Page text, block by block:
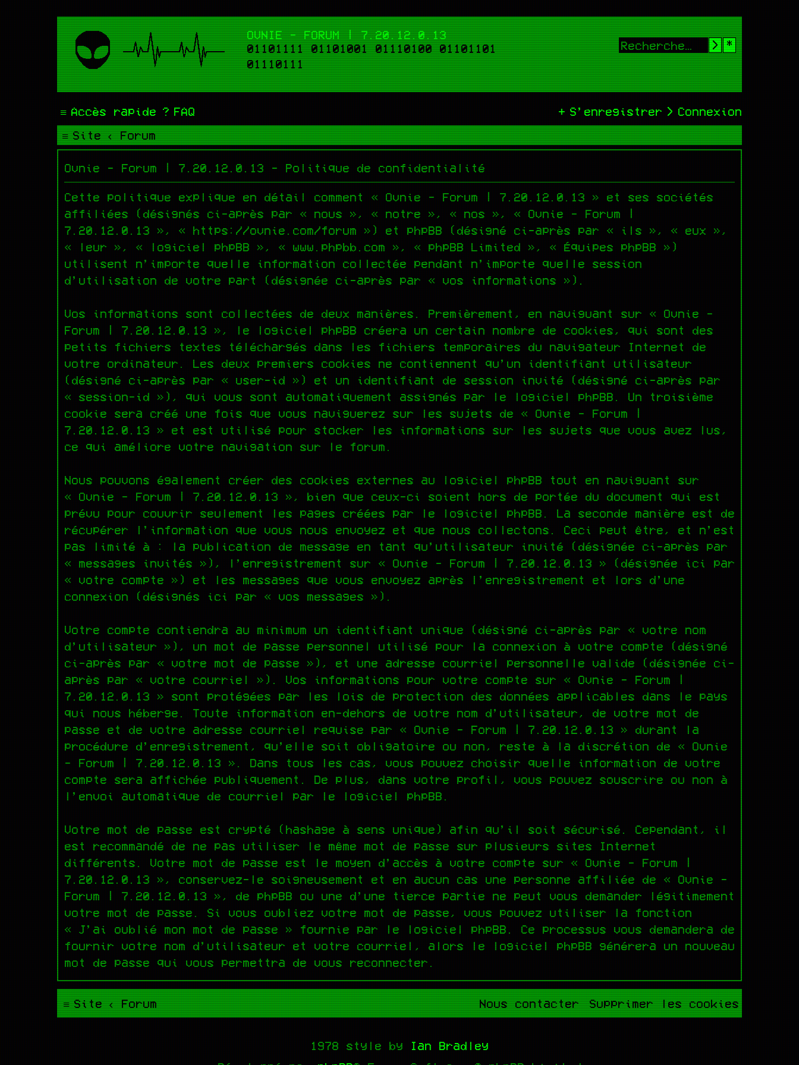
OVNIE - FORUM | 7.20.12.0.13
01101111 01101001 01110100 01101101
01110111
Rechercher
Accès rapide FAQ Connexion
S’enregistrer
Site Forum
Ovnie - Forum | 7.20.12.0.13 - Politique de confidentialité
Cette politique explique en détail comment « Ovnie - Forum | 7.20.12.0.13 » et ses sociétés
affiliées (désignés ci-après par « nous », « notre », « nos », « Ovnie - Forum |
7.20.12.0.13 », « https://ovnie.com/forum ») et phpBB (désigné ci-après par « ils », « eux »,
« leur », « logiciel phpBB », « www.phpbb.com », « phpBB Limited », « Équipes phpBB »)
utilisent n’importe quelle information collectée pendant n’importe quelle session
d’utilisation de votre part (désignée ci-après par « vos informations »).
Vos informations sont collectées de deux manières. Premièrement, en naviguant sur « Ovnie -
Forum | 7.20.12.0.13 », le logiciel phpBB créera un certain nombre de cookies, qui sont des
petits fichiers textes téléchargés dans les fichiers temporaires du navigateur Internet de
votre ordinateur. Les deux premiers cookies ne contiennent qu’un identifiant utilisateur
(désigné ci-après par « user-id ») et un identifiant de session invité (désigné ci-après par
« session-id »), qui vous sont automatiquement assignés par le logiciel phpBB. Un troisième
cookie sera créé une fois que vous naviguerez sur les sujets de « Ovnie - Forum |
7.20.12.0.13 » et est utilisé pour stocker les informations sur les sujets que vous avez lus,
ce qui améliore votre navigation sur le forum.
Nous pouvons également créer des cookies externes au logiciel phpBB tout en naviguant sur
« Ovnie - Forum | 7.20.12.0.13 », bien que ceux-ci soient hors de portée du document qui est
prévu pour couvrir seulement les pages créées par le logiciel phpBB. La seconde manière est de
récupérer l’information que vous nous envoyez et que nous collectons. Ceci peut être, et n’est
pas limité à : la publication de message en tant qu’utilisateur invité (désignée ci-après par
« messages invités »), l’enregistrement sur « Ovnie - Forum | 7.20.12.0.13 » (désignée ici par
« votre compte ») et les messages que vous envoyez après l’enregistrement et lors d’une
connexion (désignés ici par « vos messages »).
Votre compte contiendra au minimum un identifiant unique (désigné ci-après par « votre nom
d’utilisateur »), un mot de passe personnel utilisé pour la connexion à votre compte (désigné
ci-après par « votre mot de passe »), et une adresse courriel personnelle valide (désignée ci-
après par « votre courriel »). Vos informations pour votre compte sur « Ovnie - Forum |
7.20.12.0.13 » sont protégées par les lois de protection des données applicables dans le pays
qui nous héberge. Toute information en-dehors de votre nom d’utilisateur, de votre mot de
passe et de votre adresse courriel requise par « Ovnie - Forum | 7.20.12.0.13 » durant la
procédure d’enregistrement, qu’elle soit obligatoire ou non, reste à la discrétion de « Ovnie
- Forum | 7.20.12.0.13 ». Dans tous les cas, vous pouvez choisir quelle information de votre
compte sera affichée publiquement. De plus, dans votre profil, vous pouvez souscrire ou non à
l’envoi automatique de courriel par le logiciel phpBB.
Votre mot de passe est crypté (hashage à sens unique) afin qu’il soit sécurisé. Cependant, il
est recommandé de ne pas utiliser le même mot de passe sur plusieurs sites Internet
différents. Votre mot de passe est le moyen d’accès à votre compte sur « Ovnie - Forum |
7.20.12.0.13 », conservez-le soigneusement et en aucun cas une personne affiliée de « Ovnie -
Forum | 7.20.12.0.13 », de phpBB ou une d’une tierce partie ne peut vous demander légitimement
votre mot de passe. Si vous oubliez votre mot de passe, vous pouvez utiliser la fonction
« J’ai oublié mon mot de passe » fournie par le logiciel phpBB. Ce processus vous demandera de
fournir votre nom d’utilisateur et votre courriel, alors le logiciel phpBB générera un nouveau
mot de passe qui vous permettra de vous reconnecter.
Site Forum Supprimer les cookies
Nous contacter
1978 style by
Ian Bradley